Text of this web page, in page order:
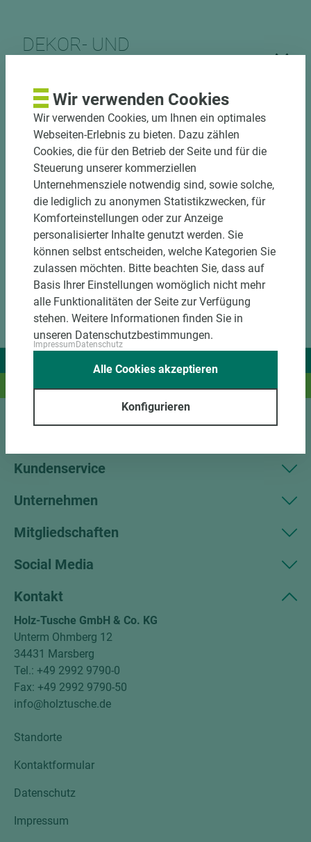
DEKOR- UND
DOWNLOADS
Und das passende Holz dazu.
Kundenservice
Unternehmen
Mitgliedschaften
Social Media
Kontakt
Holz-Tusche GmbH & Co. KG
Unterm Ohmberg 12
34431 Marsberg
Tel.: +49 2992 9790-0
Fax: +49 2992 9790-50
info@holztusche.de
Standorte
Kontaktformular
Datenschutz
Impressum
Wir verwenden Cookies
Wir verwenden Cookies, um Ihnen ein optimales
Webseiten-Erlebnis zu bieten. Dazu zählen
Cookies, die für den Betrieb der Seite und für die
Steuerung unserer kommerziellen
Unternehmensziele notwendig sind, sowie solche,
die lediglich zu anonymen Statistikzwecken, für
Komforteinstellungen oder zur Anzeige
personalisierter Inhalte genutzt werden. Sie
können selbst entscheiden, welche Kategorien Sie
zulassen möchten. Bitte beachten Sie, dass auf
Basis Ihrer Einstellungen womöglich nicht mehr
alle Funktionalitäten der Seite zur Verfügung
stehen. Weitere Informationen finden Sie in
unseren Datenschutzbestimmungen.
ImpressumDatenschutz
Konfigurieren
Alle Cookies akzeptieren